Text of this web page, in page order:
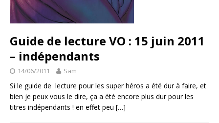
Guide de lecture VO : 15 juin 2011
– indépendants
14/06/2011 Sam
Si le guide de lecture pour les super héros a été dur à faire, et
bien je peux vous le dire, ça a été encore plus dur pour les
titres indépendants ! en effet peu […]